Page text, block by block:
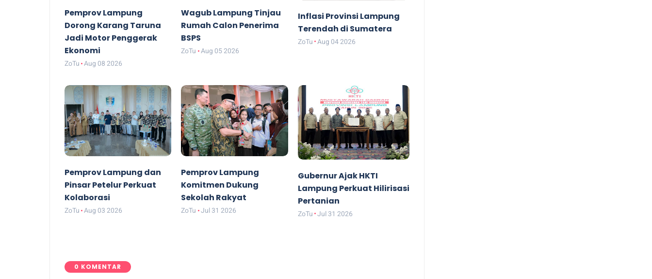
Pemprov Lampung
Dorong Karang Taruna
Jadi Motor Penggerak
Ekonomi
ZoTu Aug 08 2026
Wagub Lampung Tinjau
Rumah Calon Penerima
BSPS
ZoTu Aug 05 2026
Inflasi Provinsi Lampung
Terendah di Sumatera
ZoTu Aug 04 2026
Pemprov Lampung dan
Pinsar Petelur Perkuat
Kolaborasi
ZoTu Aug 03 2026
Pemprov Lampung
Komitmen Dukung
Sekolah Rakyat
ZoTu Jul 31 2026
Gubernur Ajak HKTI
Lampung Perkuat Hilirisasi
Pertanian
ZoTu Jul 31 2026
0 KOMENTAR